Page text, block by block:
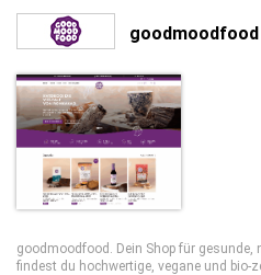
goodmoodfood
goodmoodfood. Dein Shop für gesunde,
findest du hochwertige, vegane und bio-